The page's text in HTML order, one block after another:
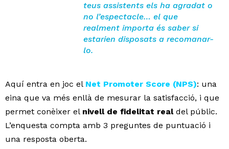
teus assistents els ha agradat o
no l’espectacle… el que
realment importa és saber si
estarien disposats a recomanar-
lo.
Aquí entra en joc el Net Promoter Score (NPS): una
eina que va més enllà de mesurar la satisfacció, i que
permet conèixer el nivell de fidelitat real del públic.
L’enquesta compta amb 3 preguntes de puntuació i
una resposta oberta.